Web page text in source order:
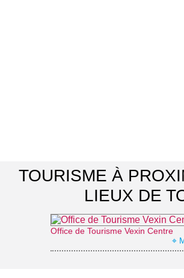
TOURISME À
LIEUX DE
Office de Tourisme Vexin Centre
⌖